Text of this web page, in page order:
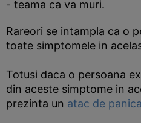
- teama ca va muri.
Rareori se intampla ca o
toate simptomele in
Totusi daca o persoana
din aceste simptome in
prezinta un atac de